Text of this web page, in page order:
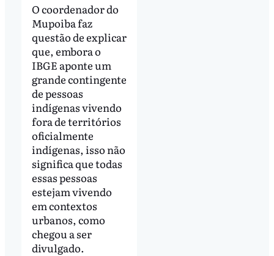
O coordenador do
Mupoiba faz
questão de explicar
que, embora o
IBGE aponte um
grande contingente
de pessoas
indígenas vivendo
fora de territórios
oficialmente
indígenas, isso não
significa que todas
essas pessoas
estejam vivendo
em contextos
urbanos, como
chegou a ser
divulgado.